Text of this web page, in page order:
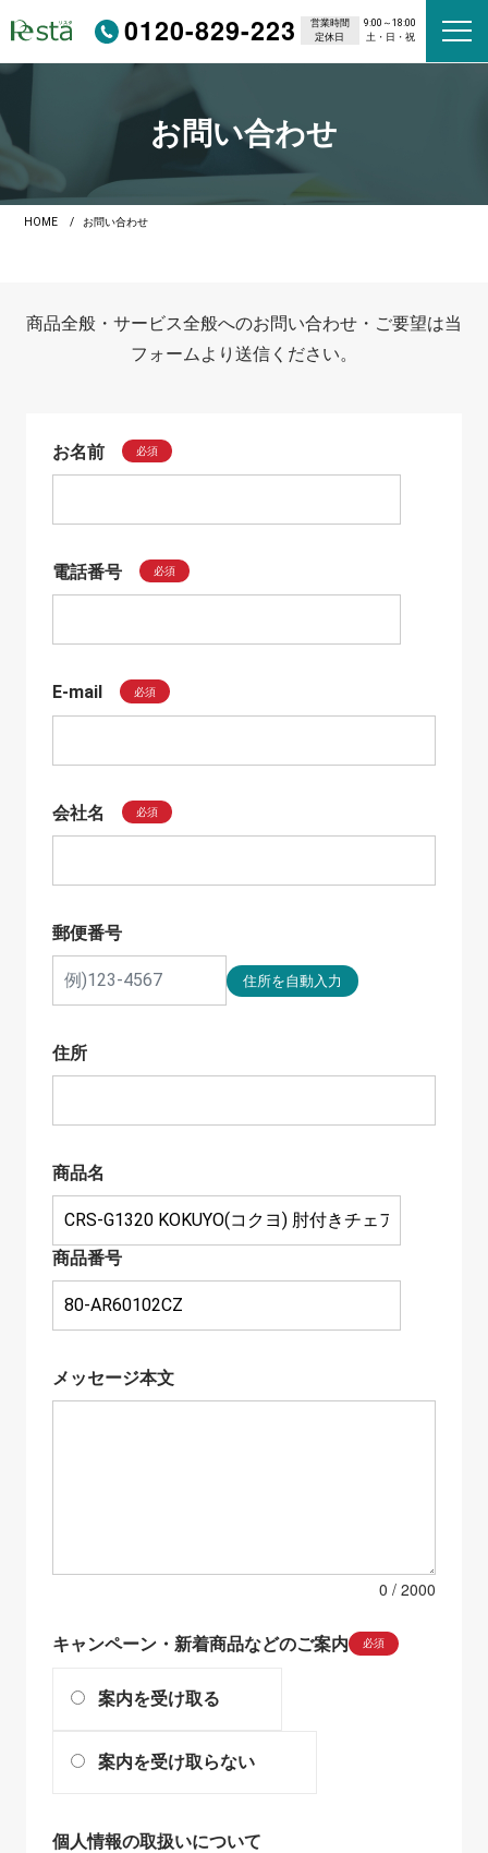
0120-829-223 営業時間
9:00～18:00
定休日
土・日・祝
お問い合わせ
HOME お問い合わせ
商品全般・サービス全般へのお問い合わせ・ご要望は当
フォームより送信ください。
お名前 必須
電話番号 必須
E-mail 必須
会社名 必須
郵便番号
住所
商品名
商品番号
メッセージ本文
0
キャンペーン・新着商品などのご案内 必須
案内を受け取る
案内を受け取らない
個人情報の取扱いについて